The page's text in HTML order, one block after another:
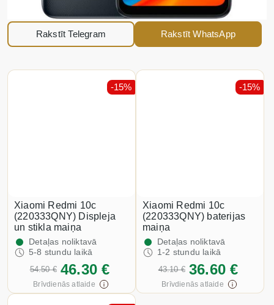
Rakstīt Telegram Rakstīt WhatsApp
Xiaomi Redmi 10c
(220333QNY) Displeja
un stikla maiņa
Detaļas noliktavā
5-8 stundu laikā
54.50 € 46.30 €
-15%
Brīvdienās atlaide
Xiaomi Redmi 10c
(220333QNY) baterijas
maiņa
Detaļas noliktavā
1-2 stundu laikā
43.10 € 36.60 €
-15%
Brīvdienās atlaide